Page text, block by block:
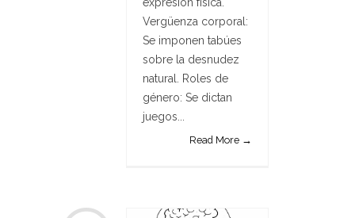
expresión física.
Vergüenza corporal:
Se imponen tabúes
sobre la desnudez
natural. Roles de
género: Se dictan
juegos...
Read More →